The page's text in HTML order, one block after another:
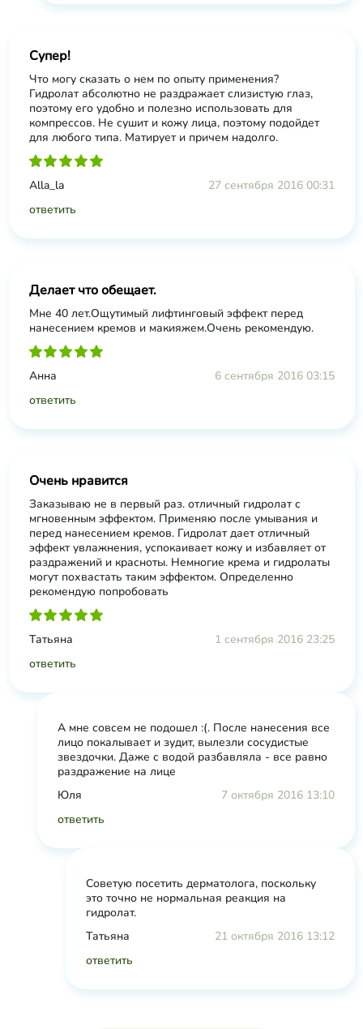
Супер!
Что могу сказать о нем по опыту применения?
Гидролат абсолютно не раздражает слизистую глаз,
поэтому его удобно и полезно использовать для
компрессов. Не сушит и кожу лица, поэтому подойдет
для любого типа. Матирует и причем надолго.
Alla_la
27 сентября 2016 00:31
ответить
Делает что обещает.
Мне 40 лет.Ощутимый лифтинговый эффект перед
нанесением кремов и макияжем.Очень рекомендую.
Анна
6 сентября 2016 03:15
ответить
Очень нравится
Заказываю не в первый раз. отличный гидролат с
мгновенным эффектом. Применяю после умывания и
перед нанесением кремов. Гидролат дает отличный
эффект увлажнения, успокаивает кожу и избавляет от
раздражений и красноты. Немногие крема и гидролаты
могут похвастать таким эффектом. Определенно
рекомендую попробовать
Татьяна
1 сентября 2016 23:25
ответить
А мне совсем не подошел :(. После нанесения все
лицо покалывает и зудит, вылезли сосудистые
звездочки. Даже с водой разбавляла - все равно
раздражение на лице
Юля
7 октября 2016 13:10
ответить
Советую посетить дерматолога, поскольку
это точно не нормальная реакция на
гидролат.
Татьяна
21 октября 2016 13:12
ответить